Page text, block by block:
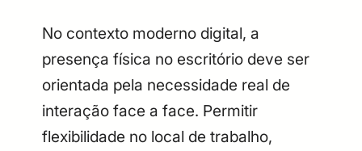
No contexto moderno digital, a
presença física no escritório deve ser
orientada pela necessidade real de
interação face a face. Permitir
flexibilidade no local de trabalho,